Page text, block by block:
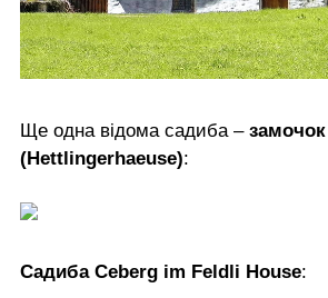
Ще одна відома садиба – замочок
(Hettlingerhaeuse):
Садиба Ceberg im Feldli House: